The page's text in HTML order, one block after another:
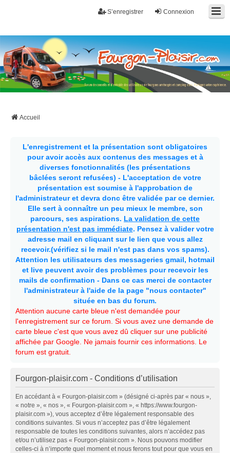
Connexion
S’enregistrer
Fourgon-plaisir.com
Forum de conseils et d'entraide des utilisateurs de fourgons, fourgons
aménagés, vans et de camping-car. Partagez votre expérience.
Accueil
L'enregistrement et la présentation sont obligatoires
pour avoir accès aux contenus des messages et à
diverses fonctionnalités (les présentations
bâclées seront refusées) - L'acceptation de votre
présentation est soumise à l'approbation de
l'administrateur et devra donc être validée par ce dernier.
Elle sert à connaître un peu mieux le membre, son
parcours, ses aspirations. La validation de cette
présentation n'est pas immédiate. Pensez à valider votre
adresse mail en cliquant sur le lien que vous allez
recevoir.(vérifiez si le mail n'est pas dans vos spams).
Attention les utilisateurs des messageries gmail, hotmail
et live peuvent avoir des problèmes pour recevoir les
mails de confirmation - Dans ce cas merci de contacter
l'administrateur à l'aide de la page "nous contacter"
située en bas du forum.
Attention aucune carte bleue n'est demandée pour
l'enregistrement sur ce forum. Si vous avez une demande de
carte bleue c'est que vous avez dû cliquer sur une publicité
affichée par Google. Ne jamais fournir ces informations. Le
forum est gratuit.
Fourgon-plaisir.com - Conditions d’utilisation
En accédant à « Fourgon-plaisir.com » (désigné ci-après par « nous »,
« notre », « nos », « Fourgon-plaisir.com », « https://www.fourgon-
plaisir.com »), vous acceptez d’être légalement responsable des
conditions suivantes. Si vous n’acceptez pas d’être légalement
responsable de toutes les conditions suivantes, alors n’accédez pas
et/ou n’utilisez pas « Fourgon-plaisir.com ». Nous pouvons modifier
celles-ci à n’importe quel moment et nous ferons tout pour que vous en